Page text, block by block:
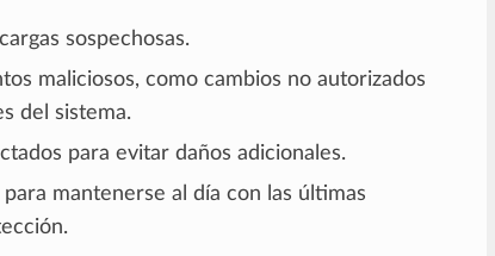
sospechosas.
maliciosos, como cambios no autorizados
del sistema.
para evitar daños adicionales.
mantenerse al día con las últimas